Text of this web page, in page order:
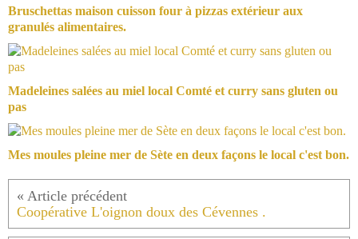
Bruschettas maison cuisson four à pizzas extérieur aux
granulés alimentaires.
Madeleines salées au miel local Comté et curry sans gluten ou
pas
Mes moules pleine mer de Sète en deux façons le local c'est bon.
Coopérative L'oignon doux des Cévennes .